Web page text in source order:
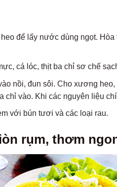
để lấy nước dùng ngọt. Hòa
cá lóc, thịt ba chỉ sơ chế
nồi, đun sôi. Cho xương
chỉ vào. Khi các nguyên liệu
với bún tươi và các loại rau.
rụm, thơm